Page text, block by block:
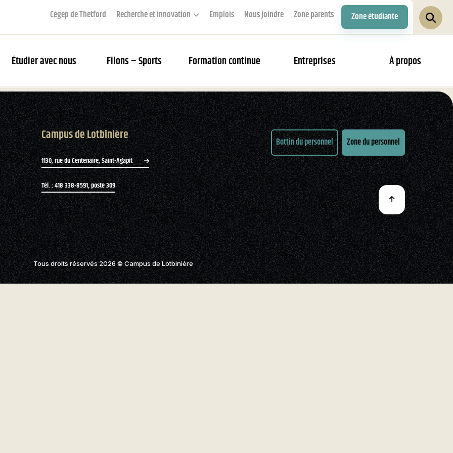
Cégep de Thetford Recherche et innovation Emplois Nous joindre Zone parents Zone étudiante
Étudier avec nous Filons – Sports Formation continue Entreprises À propos
des Filons
des matchs et webdiffusion
Filons
questions
Campus de Lotbinière
1130, rue du Centenaire, Saint-Agapit
Tél. : 418 338-8591, poste 309
Bottin du personnel Zone du personnel
Tous droits réservés 2026© Campus de Lotbinière